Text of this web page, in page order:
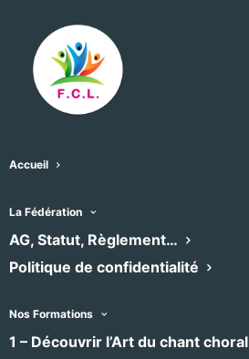
Accueil
La Fédération
AG, Statut, Règlement…
Politique de confidentialité
Nos Formations
1 – Découvrir l’Art du chant choral